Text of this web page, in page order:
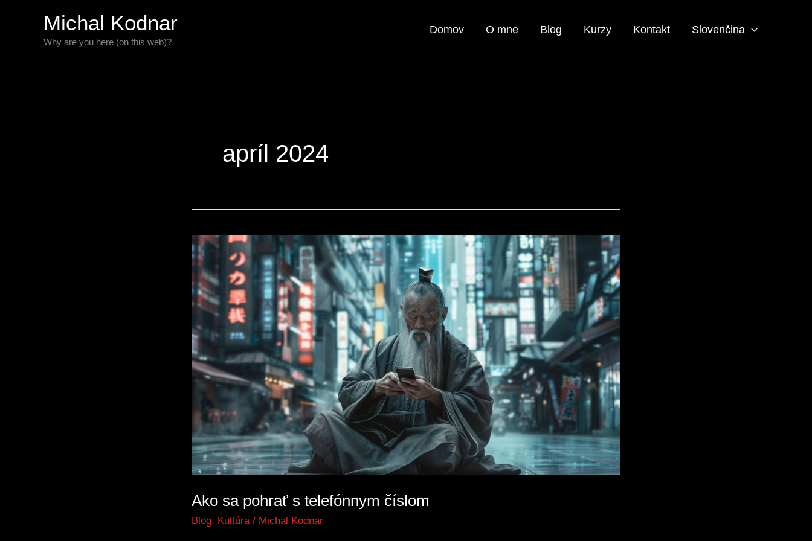
Michal Kodnar
Why are you here (on this web)?
Domov O mne Blog Kurzy Kontakt Slovenčina
apríl 2024
Ako sa pohrať s telefónnym číslom
Blog, Kultúra/ Michal Kodnar
Ako
sa
pohrať
s
telefónnym
číslom